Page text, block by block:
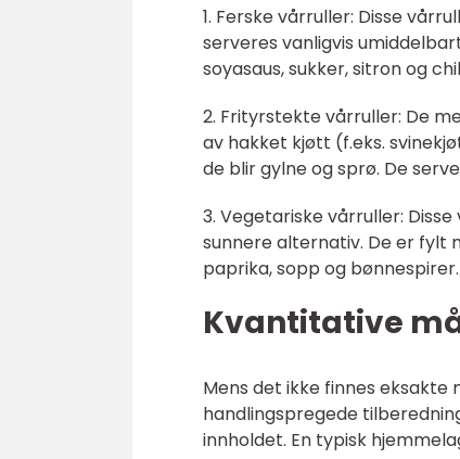
1. Ferske vårruller: Disse
serveres vanligvis
soyasaus, sukker, sitron og
2. Frityrstekte vårruller: De
av hakket kjøtt (f.eks.
de blir gylne og sprø. De
3. Vegetariske vårruller:
sunnere alternativ. De er fylt
paprika, sopp og
Kvantitative
Mens det ikke finnes
handlingspregede
innholdet. En typisk